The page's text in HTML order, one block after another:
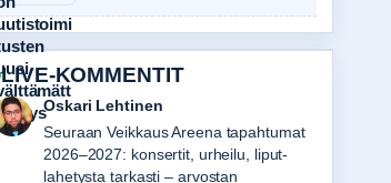
LIVE-KOMMENTIT
Sanni Heikkinen
Hyvaa taustoitusta aiheesta Parhaat
PoE 2 Buildit – Aloittelijoille ja....
Pytkethan taman livesaikeen ajan